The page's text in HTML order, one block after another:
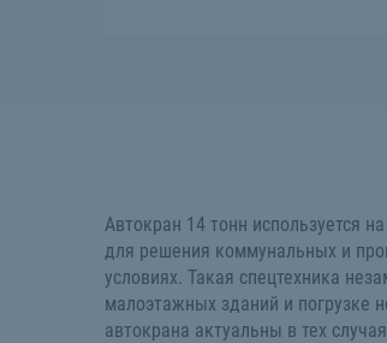
Автокран 14 тонн используется
для решения коммунальных и
условиях. Такая спецтехника
малоэтажных зданий и погрузке
автокрана актуальны в тех